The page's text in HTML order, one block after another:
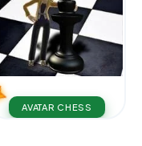
AVATAR CHESS